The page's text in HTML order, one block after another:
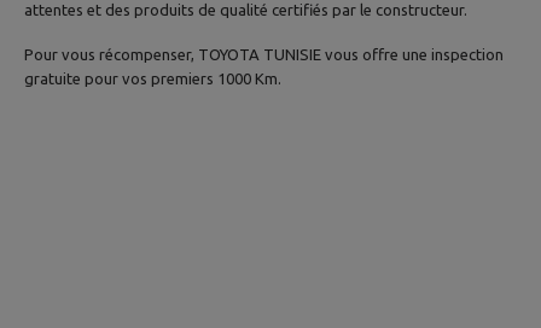
attentes et des produits de qualité certifiés par le constructeur.
Pour vous récompenser, TOYOTA TUNISIE vous offre une inspection
gratuite pour vos premiers 1000 Km.